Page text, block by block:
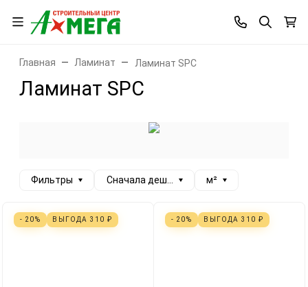
Главная Ламинат Ламинат SPC
Ламинат SPC
Фильтры Сначала дешевые м²
- 20% ВЫГОДА 310 ₽ - 20% ВЫГОДА 310 ₽